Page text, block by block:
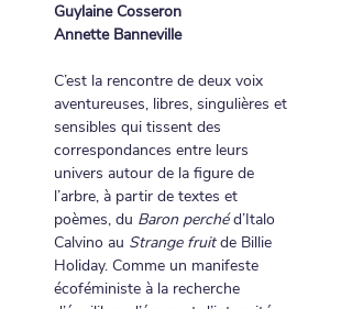
Guylaine Cosseron
Annette Banneville
C’est la rencontre de deux voix
aventureuses, libres, singulières et
sensibles qui tissent des
correspondances entre leurs
univers autour de la figure de
l’arbre, à partir de textes et
poèmes, du Baron perché d’Italo
Calvino au Strange fruit de Billie
Holiday. Comme un manifeste
écoféministe à la recherche